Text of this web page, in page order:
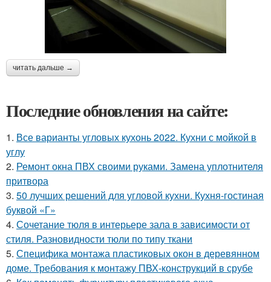
читать дальше →
Последние обновления на сайте:
1. Все варианты угловых кухонь 2022. Кухни с мойкой в
углу
2. Ремонт окна ПВХ своими руками. Замена уплотнителя
притвора
3. 50 лучших решений для угловой кухни. Кухня-гостиная
буквой «Г»
4. Сочетание тюля в интерьере зала в зависимости от
стиля. Разновидности тюли по типу ткани
5. Специфика монтажа пластиковых окон в деревянном
доме. Требования к монтажу ПВХ-конструкций в срубе